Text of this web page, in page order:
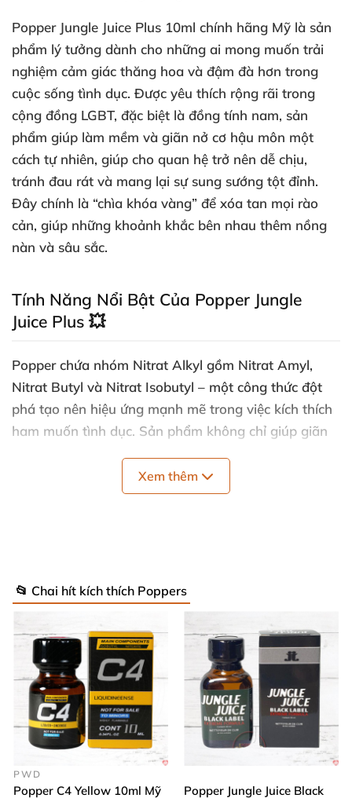
Popper Jungle Juice Plus 10ml chính hãng Mỹ là sản
phẩm lý tưởng dành cho những ai mong muốn trải
nghiệm cảm giác thăng hoa và đậm đà hơn trong
cuộc sống tình dục. Được yêu thích rộng rãi trong
cộng đồng LGBT, đặc biệt là đồng tính nam, sản
phẩm giúp làm mềm và giãn nở cơ hậu môn một
cách tự nhiên, giúp cho quan hệ trở nên dễ chịu,
tránh đau rát và mang lại sự sung sướng tột đỉnh.
Đây chính là “chìa khóa vàng” để xóa tan mọi rào
cản, giúp những khoảnh khắc bên nhau thêm nồng
nàn và sâu sắc.
Tính Năng Nổi Bật Của Popper Jungle
Juice Plus 💥
Popper chứa nhóm Nitrat Alkyl gồm Nitrat Amyl,
Nitrat Butyl và Nitrat Isobutyl – một công thức đột
phá tạo nên hiệu ứng mạnh mẽ trong việc kích thích
ham muốn tình dục. Sản phẩm không chỉ giúp giãn
giác dễ chịu, giảm đau khi quan hệ hoặc khi thực
hiện các hành động thân mật. Nhờ đó, bạn có thể
mang theo và sử dụng mọi lúc mọi nơi. Thương hiệu
cho chất lượng và độ an toàn của sản phẩm.
Hướng Dẫn Sử Dụng Đơn Giản và Hiệu
Quả 🔥
Lắc nhẹ chai popper trước khi dùng để đảm bảo
các thành phần hòa quyện đều.
Xem thêm
📂 Chai hít kích thích Poppers
PWD
Popper C4 Yellow 10ml Mỹ
Popper Jungle Juice Black